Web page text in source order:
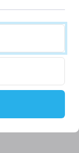
detaillierte
einem
und einer
sodass sie
vollwertige